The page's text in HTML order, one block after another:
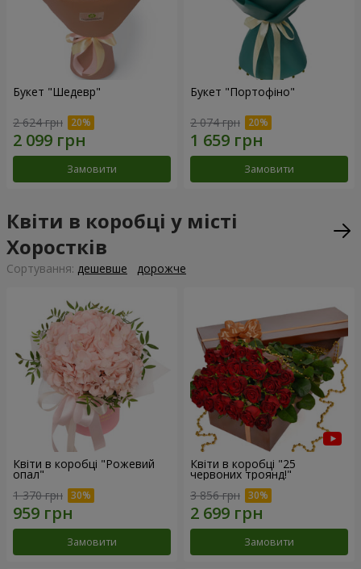
Букет "Шедевр"
2 624 грн
Замовити
Букет "Портофіно"
2 074 грн
Замовити
Квіти в коробці у місті
Хоростків
Сортування: дешевше дорожче
Квіти в коробці "Рожевий
опал"
1 370 грн
Замовити
Квіти в коробці "25
червоних троянд!"
3 856 грн
Замовити